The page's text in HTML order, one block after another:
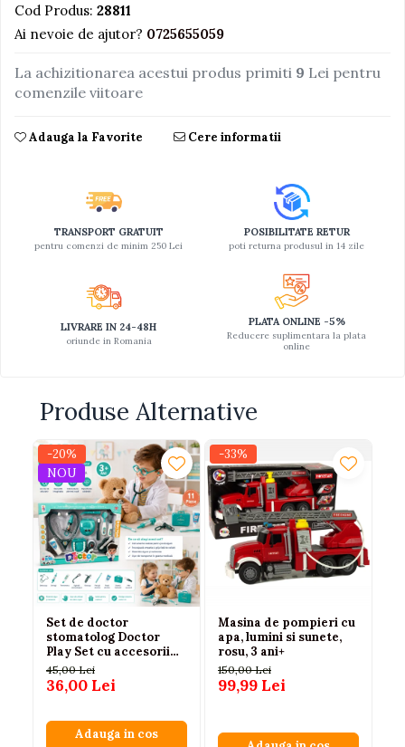
Muzica si instrumente
Plastilina
Proiectoare
Saltelute si centre de activitati
Seturi de rufe
Trenulete
Vehicule de constructii
Cod Produs: 28811
Ai nevoie de ajutor? 0725655059
La achizitionarea acestui produs primiti 9 Lei pentru
comenzile viitoare
Adauga la Favorite Cere informatii
TRANSPORT GRATUIT
pentru comenzi de minim 250 Lei
POSIBILITATE RETUR
poti returna produsul in 14 zile
LIVRARE IN 24-48H
oriunde in Romania
PLATA ONLINE -5%
Reducere suplimentara la plata
online
Produse Alternative
-20%
NOU
Set de doctor
stomatolog Doctor
Play Set cu accesorii
medicale, joc educativ
pentru copii 3+ ani
45,00 Lei
36,00 Lei
Adauga in cos
-33%
Masina de pompieri cu
apa, lumini si sunete,
rosu, 3 ani+
150,00 Lei
99,99 Lei